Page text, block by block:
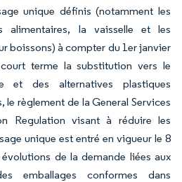
unique définis (notamment les
alimentaires, la vaisselle et les
boissons) à compter du 1er janvier
terme la substitution vers le
et des alternatives plastiques
le règlement de la General Services
Regulation visant à réduire les
unique est entré en vigueur le 8
de la demande liées aux
emballages conformes dans